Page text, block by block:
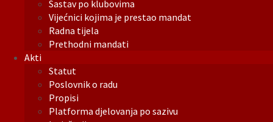
Sastav po klubovima
Vijećnici kojima je prestao mandat
Radna tijela
Prethodni mandati
Akti
Statut
Poslovnik o radu
Propisi
Platforma djelovanja po sazivu